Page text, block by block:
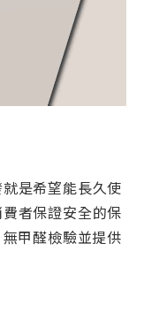
是希望能長久使
者保證安全的保
甲醛檢驗並提供